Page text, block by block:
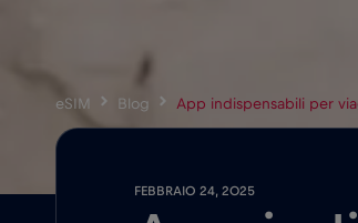
eSIM Blog App indispensabili per
FEBBRAIO 24, 2025